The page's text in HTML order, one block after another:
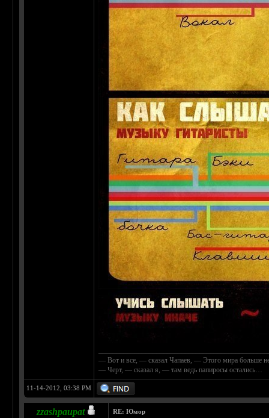
— Вот и все, — сказал Чапаев, — Этого мира больше
— Черт, — сказал я, — там ведь папиросы остались…
11-14-2012, 03:38 PM
zzashpaupat RE: Юмор